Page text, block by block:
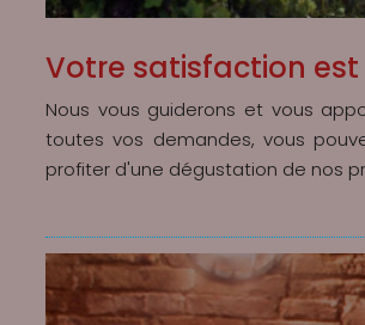
Votre satisfaction
Nous vous guiderons et vous
toutes vos demandes, vous
profiter d'une dégustation de nos